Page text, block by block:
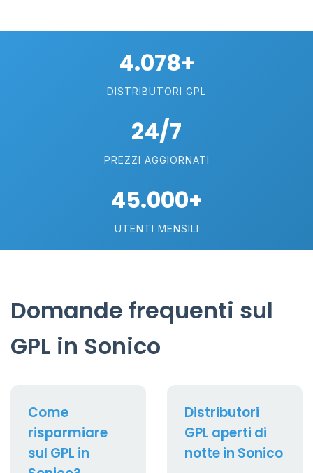
4.078+
DISTRIBUTORI GPL
24/7
PREZZI AGGIORNATI
45.000+
UTENTI MENSILI
Domande frequenti sul
GPL in Sonico
Come
risparmiare
sul GPL in
Distributori
GPL aperti di
notte in Sonico